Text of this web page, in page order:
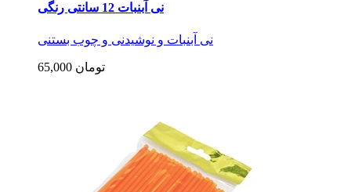
نی آبنبات 12 سانتی رنگی
نی آبنبات و نوشیدنی و چوب بستنی
65,000 تومان